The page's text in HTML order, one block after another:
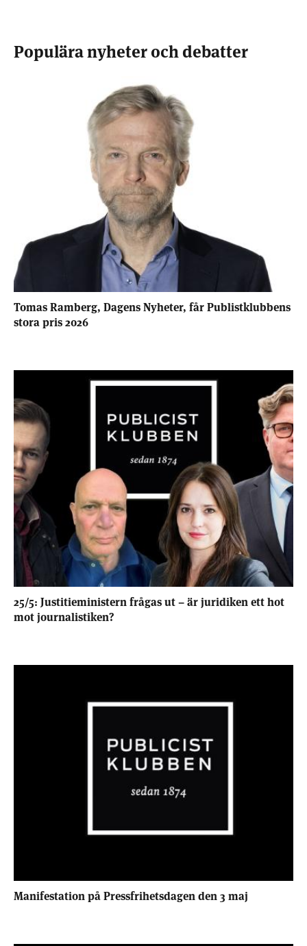
Populära nyheter och debatter
Tomas Ramberg, Dagens Nyheter, får Publistklubbens
stora pris 2026
25/5: Justitieministern frågas ut – är juridiken ett hot
mot journalistiken?
Manifestation på Pressfrihetsdagen den 3 maj